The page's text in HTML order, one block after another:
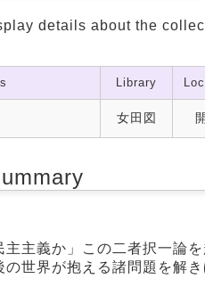
details about the
Library
女田図
主主義か」この二者択一論
世界が抱える諸問題を解き